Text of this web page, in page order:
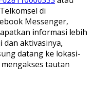
di
Messenger,
informasi lebih
dan aktivasinya,
datang ke lokasi-
tautan